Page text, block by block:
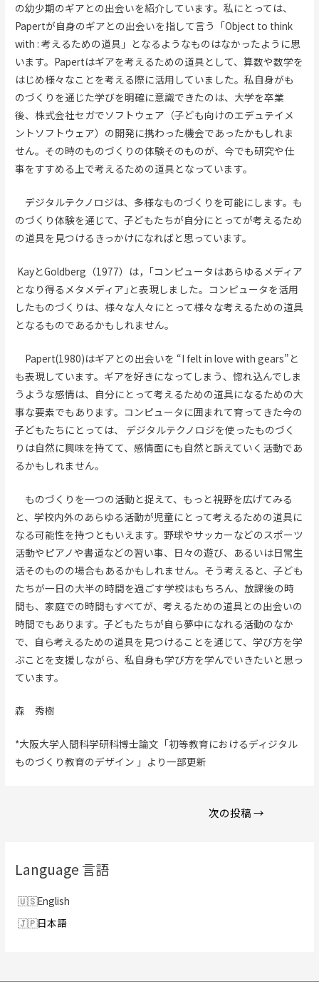
の幼少期のギアとの出会いを紹介しています。私にとっては、
Papertが自身のギアとの出会いを指して言う「Object to think
with : 考えるための道具」となるようなものはなかったように思
います。Papertはギアを考えるための道具として、算数や数学を
はじめ様々なことを考える際に活用していました。私自身がも
のづくりを通じた学びを明確に意識できたのは、大学を卒業
後、株式会社セガでソフトウェア（子ども向けのエデュテイメ
ントソフトウェア）の開発に携わった機会であったかもしれま
せん。その時のものづくりの体験そのものが、今でも研究や仕
事をすすめる上で考えるための道具となっています。
デジタルテクノロジは、多様なものづくりを可能にします。も
のづくり体験を通じて、子どもたちが自分にとってが考えるため
の道具を見つけるきっかけになればと思っています。
KayとGoldberg（1977）は，｢コンピュータはあらゆるメディア
となり得るメタメディア｣と表現しました。コンピュータを活用
したものづくりは、様々な人々にとって様々な考えるための道具
となるものであるかもしれません。
Papert(1980)はギアとの出会いを “I felt in love with gears”と
も表現しています。ギアを好きになってしまう、惚れ込んでしま
うような感情は、自分にとって考えるための道具になるための大
事な要素でもあります。コンピュータに囲まれて育ってきた今の
子どもたちにとっては、 デジタルテクノロジを使ったものづく
りは自然に興味を持てて、感情面にも自然と訴えていく活動であ
るかもしれません。
ものづくりを一つの活動と捉えて、もっと視野を広げてみる
と、学校内外のあらゆる活動が児童にとって考えるための道具に
なる可能性を持つともいえます。野球やサッカーなどのスポーツ
活動やピアノや書道などの習い事、日々の遊び、あるいは日常生
活そのものの場合もあるかもしれません。そう考えると、子ども
たちが一日の大半の時間を過ごす学校はもちろん、放課後の時
間も、家庭での時間もすべてが、考えるための道具との出会いの
時間でもあります。子どもたちが自ら夢中になれる活動のなか
で、自ら考えるための道具を見つけることを通じて、学び方を学
ぶことを支援しながら、私自身も学び方を学んでいきたいと思っ
ています。
森 秀樹
*大阪大学人間科学研科博士論文「初等教育におけるディジタル
ものづくり教育のデザイン 」より一部更新
ゲ
ー
シ
ョ
次の投稿→
Language 言語
English
日本語